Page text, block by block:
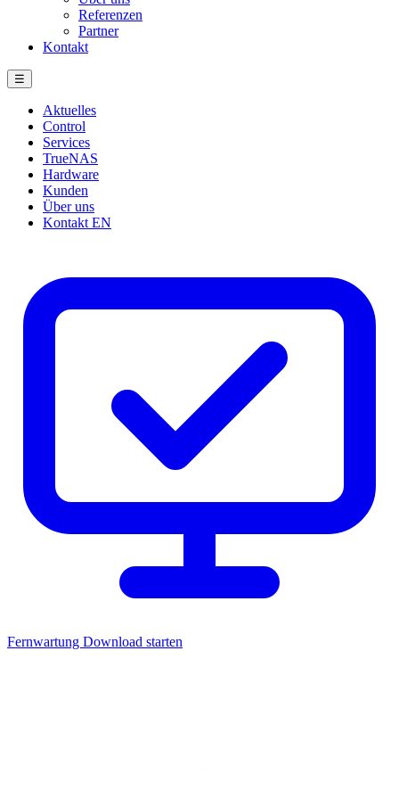
Referenzen
Partner
Kontakt
☰
Aktuelles
Control
Services
TrueNAS
Hardware
Kunden
Über uns
Kontakt EN
Fernwartung Download starten